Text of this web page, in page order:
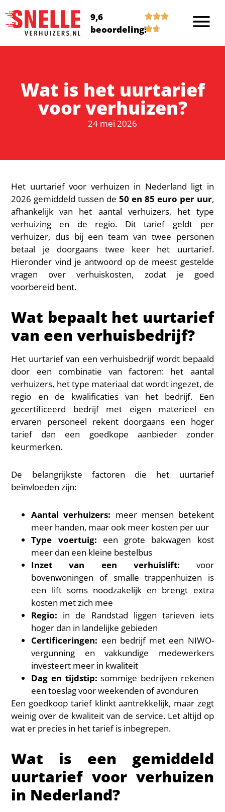
9,6
beoordeling!
Wat is het uurtarief
voor verhuizen?
24 mei 2026
Het uurtarief voor verhuizen in Nederland ligt in
2026 gemiddeld tussen de50 en 85 euro per uur,
afhankelijk van het aantal verhuizers, het type
verhuizing en de regio. Dit tarief geldt per
verhuizer, dus bij een team van twee personen
betaal je doorgaans twee keer het uurtarief.
Hieronder vind je antwoord op de meest gestelde
vragen over verhuiskosten, zodat je goed
voorbereid bent.
Wat bepaalt het uurtarief
van een verhuisbedrijf?
Het uurtarief van een verhuisbedrijf wordt bepaald
door een combinatie van factoren: het aantal
verhuizers, het type materiaal dat wordt ingezet, de
regio en de kwalificaties van het bedrijf. Een
gecertificeerd bedrijf met eigen materieel en
ervaren personeel rekent doorgaans een hoger
tarief dan een goedkope aanbieder zonder
keurmerken.
De belangrijkste factoren die het uurtarief
beïnvloeden zijn:
Aantal verhuizers: meer mensen betekent
meer handen, maar ook meer kosten per uur
Type voertuig: een grote bakwagen kost
meer dan een kleine bestelbus
Inzet van een verhuislift: voor
bovenwoningen of smalle trappenhuizen is
een lift soms noodzakelijk en brengt extra
kosten met zich mee
Regio: in de Randstad liggen tarieven iets
hoger dan in landelijke gebieden
Certificeringen: een bedrijf met een NIWO-
vergunning en vakkundige medewerkers
investeert meer in kwaliteit
Dag en tijdstip: sommige bedrijven rekenen
een toeslag voor weekenden of avonduren
Een goedkoop tarief klinkt aantrekkelijk, maar zegt
weinig over de kwaliteit van de service. Let altijd op
wat er precies in het tarief is inbegrepen.
Wat is een gemiddeld
uurtarief voor verhuizen
in Nederland?